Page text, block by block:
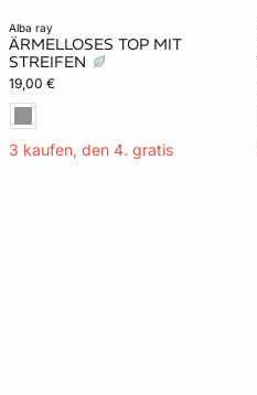
alba ray
ÄRMELLOSES TOP MIT
STREIFEN
19,00 €
3 kaufen, den 4. gratis